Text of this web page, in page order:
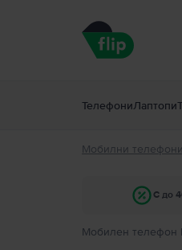
ТелефониЛаптопи
Мобилни телефони
С до
Мобилен телефон